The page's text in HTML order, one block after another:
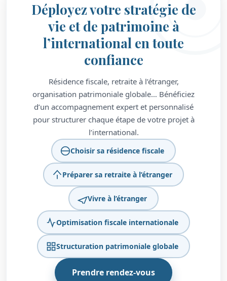
Déployez votre stratégie de
vie et de patrimoine à
l’international en toute
confiance
Résidence fiscale, retraite à l’étranger,
organisation patrimoniale globale… Bénéficiez
d’un accompagnement expert et personnalisé
pour structurer chaque étape de votre projet à
l’international.
Choisir sa résidence fiscale
Préparer sa retraite à l’étranger
Vivre à l’étranger
Optimisation fiscale internationale
Structuration patrimoniale globale
Prendre rendez-vous